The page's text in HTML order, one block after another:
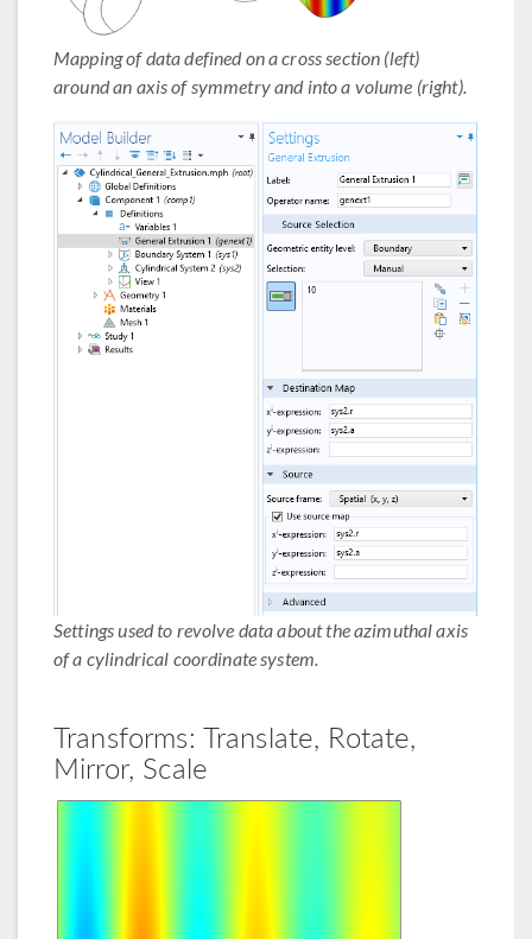
Mapping of data defined on a cross section (left)
around an axis of symmetry and into a volume (right).
Settings used to revolve data about the azimuthal axis
of a cylindrical coordinate system.
Transforms: Translate, Rotate,
Mirror, Scale